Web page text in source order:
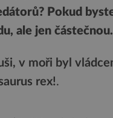
Pokud
ale jen částečnou.
v moři byl
rex!.